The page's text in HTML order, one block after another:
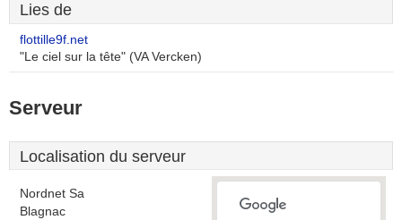
Lies de
flottille9f.net
"Le ciel sur la tête" (VA Vercken)
Serveur
Localisation du serveur
Nordnet Sa
Blagnac